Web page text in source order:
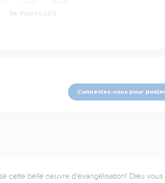
38 PARTAGES
Connectez-vous pour
cette belle oeuvre d'évangélisation! Dieu vous